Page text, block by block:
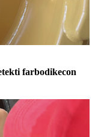
farbodikecon